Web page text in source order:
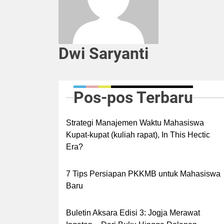
Dwi Saryanti
Pos-pos Terbaru
Strategi Manajemen Waktu Mahasiswa
Kupat-kupat (kuliah rapat), In This Hectic
Era?
7 Tips Persiapan PKKMB untuk Mahasiswa
Baru
Buletin Aksara Edisi 3: Jogja Merawat